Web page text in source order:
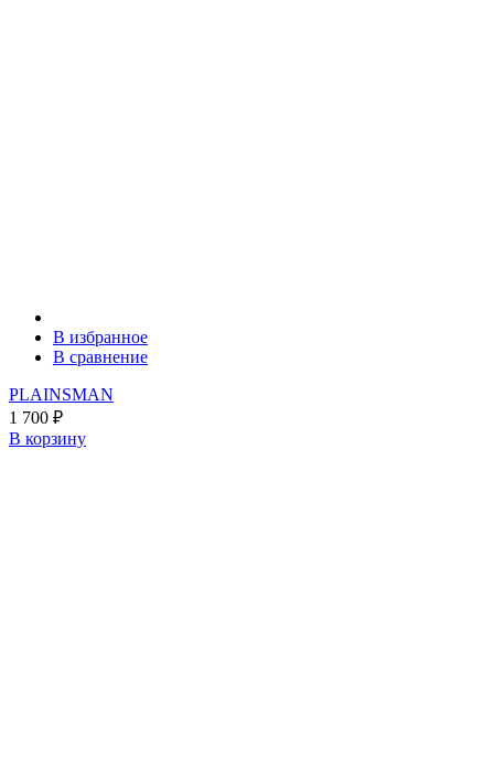
В избранное
В сравнение
PLAINSMAN
1 700 ₽
В корзину